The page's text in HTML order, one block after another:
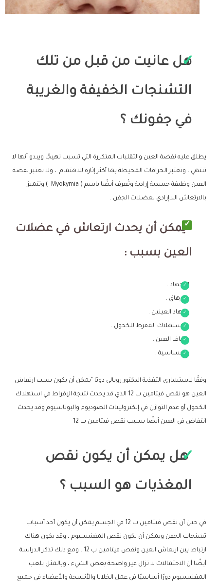
هل عانيت من قبل من تلك
التشنجات الخفيفة والغريبة
في جفونك ؟
يطلق عليه نفضة العين والتقلبات المتكررة التي تسبب تهيجًا ويبدو أنها لا
تنتهي ، وتعتبر الخرافات المحيطة بها أكثر إثارة للاهتمام ، ولا تعتبر نفضة
العين وظيفة جسدية إرادية وتُعرف أيضًا باسم ( Myokymia ) وتتميز
بالارتعاش اللاإرادي لعضلات الجفن .
يمكن أن يحدث ارتعاش في عضلات
العين بسبب :
الإجهاد .
الإرهاق .
إجهاد العينين .
الاستهلاك المفرط للكحول .
جفاف العين .
الحساسية .
وفقًا لاستشاري التغذية الدكتور روبالي دوتا "يمكن أن يكون سبب ارتعاش
العين هو نقص فيتامين ب 12 الذي قد يحدث نتيجة الإفراط في استهلاك
الكحول أو عدم التوازن في إلكتروليتات الصوديوم والبوتاسيوم وقد يحدث
انتفاض في العين أيضًا بسبب نقص فيتامين ب 12
هل يمكن أن يكون نقص
المغذيات هو السبب ؟
في حين أن نقص فيتامين ب 12 في الجسم يمكن أن يكون أحد أسباب
تشنجات الجفن ويمكن أن يكون نقص المغنيسيوم ، وقد يكون هناك
ارتباط بين ارتعاش العين ونقص فيتامين ب 12 ، ومع ذلك تذكر الدراسة
أيضًا أن الاحتمالات لا تزال غير واضحة بعض الشيء ، وبالمثل يلعب
المغنيسيوم دورًا أساسيًا في عمل الخلايا والأنسجة والأعضاء في جميع